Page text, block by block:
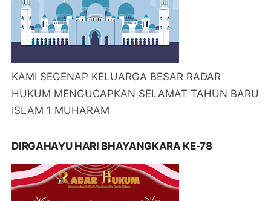
KAMI SEGENAP KELUARGA BESAR RADAR
HUKUM MENGUCAPKAN SELAMAT TAHUN BARU
ISLAM 1 MUHARAM
DIRGAHAYU HARI BHAYANGKARA KE-78